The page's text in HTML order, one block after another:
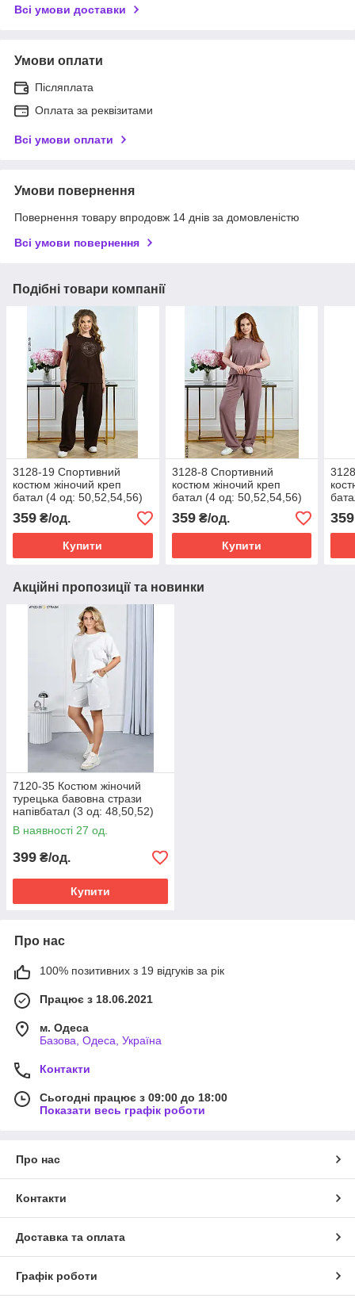
Всі умови доставки
Умови оплати
Післяплата
Оплата за реквізитами
Всі умови оплати
Умови повернення
Повернення товару впродовж 14 днів за домовленістю
Всі умови повернення
Подібні товари компанії
3128-19 Спортивний
костюм жіночий креп
батал (4 од: 50,52,54,56)
359 ₴/од.
Купити
3128-8 Спортивний
костюм жіночий креп
батал (4 од: 50,52,54,56)
359₴/од.
Купити
359
Акційні пропозиції та новинки
7120-35 Костюм жіночий
турецька бавовна стрази
напівбатал (3 од: 48,50,52)
В наявності 27 од.
399 ₴/од.
Купити
Про нас
100% позитивних з 19 відгуків за рік
Працює з 18.06.2021
м. Одеса
Базова, Одеса, Україна
Контакти
Сьогодні працює з 09:00 до 18:00
Показати весь графік роботи
Про нас
Контакти
Доставка та оплата
Графік роботи